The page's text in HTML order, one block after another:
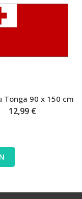
Tonga 90 x 150 cm
12,99 €